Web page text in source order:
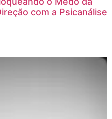
com a Psicanálise